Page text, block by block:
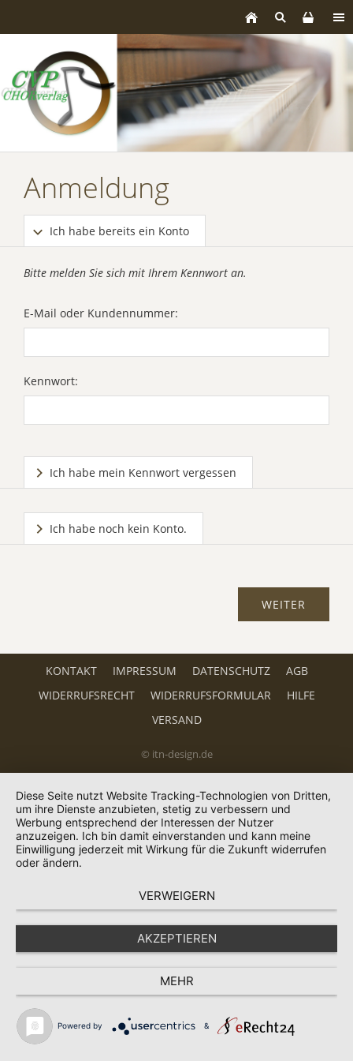
Anmeldung
Ich habe bereits ein Konto
Bitte melden Sie sich mit Ihrem Kennwort an.
E-Mail oder Kundennummer:
Kennwort:
Ich habe mein Kennwort vergessen
Ich habe noch kein Konto.
KONTAKT IMPRESSUM DATENSCHUTZ
AGB
WIDERRUFSRECHT
WIDERRUFSFORMULAR
HILFE
VERSAND
© itn-design.de
Diese Seite nutzt Website Tracking-Technologien von Dritten,
um ihre Dienste anzubieten, stetig zu verbessern und
Werbung entsprechend der Interessen der Nutzer
anzuzeigen. Ich bin damit einverstanden und kann meine
Einwilligung jederzeit mit Wirkung für die Zukunft widerrufen
oder ändern.
VERWEIGERN
AKZEPTIEREN
MEHR
Powered by &